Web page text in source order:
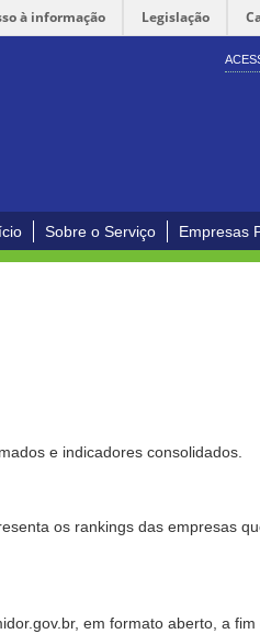
à informação Legislação
Sobre o Serviço Empresas
e indicadores consolidados.
os rankings das empresas
em formato aberto, a